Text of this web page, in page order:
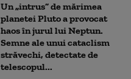
Un „intrus” de mărimea
planetei Pluto a provocat
haos în jurul lui Neptun.
Semne ale unui cataclism
străvechi, detectate de
telescopul...